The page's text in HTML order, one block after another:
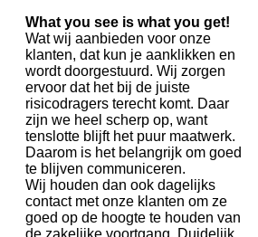
What you see is what you get!
Wat wij aanbieden voor onze
klanten, dat kun je aanklikken en
wordt doorgestuurd. Wij zorgen
ervoor dat het bij de juiste
risicodragers terecht komt. Daar
zijn we heel scherp op, want
tenslotte blijft het puur maatwerk.
Daarom is het belangrijk om goed
te blijven communiceren.
Wij houden dan ook dagelijks
contact met onze klanten om ze
goed op de hoogte te houden van
de zakelijke voortgang. Duidelijk